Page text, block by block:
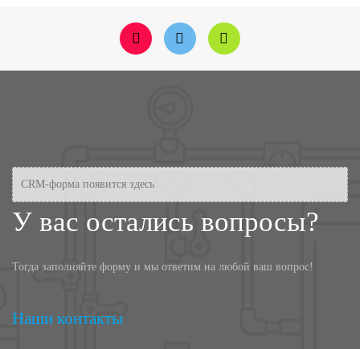
CRM-форма появится здесь
У вас остались вопросы?
Тогда заполняйте форму и мы ответим на любой ваш вопрос!
Наши контакты